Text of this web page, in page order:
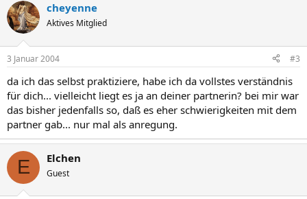
cheyenne
Aktives Mitglied
3 Januar 2004 #3
da ich das selbst praktiziere, habe ich da vollstes verständnis
für dich... vielleicht liegt es ja an deiner partnerin? bei mir war
das bisher jedenfalls so, daß es eher schwierigkeiten mit dem
partner gab... nur mal als anregung.
E Elchen
Guest